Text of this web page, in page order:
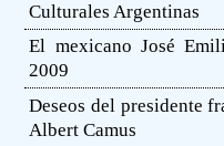
Culturales Argentinas
El mexicano José
2009
Deseos del presidente
Albert Camus